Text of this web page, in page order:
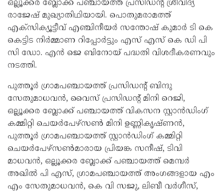
ഒല്ലൂക്കര ബ്ലോക്ക് പഞ്ചായത്ത് പ്രസിഡൻ്റ് ശ്രീവിദ്യ
രാജേഷ് മുഖ്യാതിഥിയായി. പൊതുമരാമത്ത്
എക്സിക്യൂട്ടീവ് എഞ്ചിനീയർ സന്തോഷ് കുമാർ ടി കെ
കെട്ടിട നിർമ്മാണ റിപ്പോർട്ടും എസ് എസ് കെ ഡി പി
സി ഡോ. എൻ ജെ ബിനോയ് പദ്ധതി വിശദീകരണവും
നടത്തി.
പുത്തൂർ ഗ്രാമപഞ്ചായത്ത് പ്രസിഡൻ്റ് ബിന്ദു
സേതുമാധവൻ, വൈസ് പ്രസിഡൻ്റ് മിനി റെജി,
ഒല്ലൂക്കര ബ്ലോക്ക് പഞ്ചായത്ത് വികസന സ്റ്റാൻഡിംഗ്
കമ്മിറ്റി ചെയർപേഴ്സൺ മിനി ഉണ്ണികൃഷ്ണൻ,
പുത്തൂർ ഗ്രാമപഞ്ചായത്ത് സ്റ്റാൻഡിംഗ് കമ്മിറ്റി
ചെയർപേഴ്സൺമാരായ പ്രിയങ്ക സനീഷ്, ടിവി
മാധവൻ, ഒല്ലൂക്കര ബ്ലോക്ക് പഞ്ചായത്ത് മെമ്പർ
അഖിൽ പി എസ്, ഗ്രാമപഞ്ചായത്ത് അംഗങ്ങളായ എം
എം സേതുമാധവൻ, കെ വി സജു, ലിബീ വർഗീസ്,